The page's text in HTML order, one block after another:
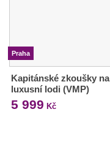
Praha
Kapitánské zkoušky na
luxusní lodi (VMP)
5 999 Kč